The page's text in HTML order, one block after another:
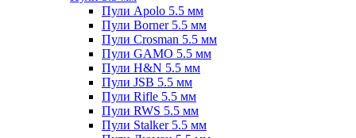
Пули Apolo 5.5 мм
Пули Borner 5.5 мм
Пули Crosman 5.5 мм
Пули GAMO 5.5 мм
Пули H&N 5.5 мм
Пули JSB 5.5 мм
Пули Rifle 5.5 мм
Пули RWS 5.5 мм
Пули Stalker 5.5 мм